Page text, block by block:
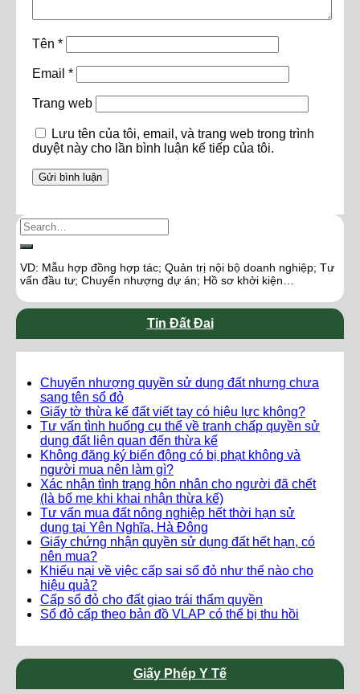
Tên *
Email *
Trang web
Lưu tên của tôi, email, và trang web trong trình
duyệt này cho lần bình luận kế tiếp của tôi.
VD: Mẫu hợp đồng hợp tác; Quản trị nội bộ doanh nghiệp; Tư
vấn đầu tư; Chuyển nhượng dự án; Hồ sơ khởi kiện…
Tin Đất Đai
Chuyển nhượng quyền sử dụng đất nhưng chưa
sang tên sổ đỏ
Giấy tờ thừa kế đất viết tay có hiệu lực không?
Tư vấn tình huống cụ thể về tranh chấp quyền sử
dụng đất liên quan đến thừa kế
Không đăng ký biến động có bị phạt không và
người mua nên làm gì?
Xác nhận tình trạng hôn nhân cho người đã chết
(là bố mẹ khi khai nhận thừa kế)
Tư vấn mua đất nông nghiệp hết thời hạn sử
dụng tại Yên Nghĩa, Hà Đông
Giấy chứng nhận quyền sử dụng đất hết hạn, có
nên mua?
Khiếu nại về việc cấp sai sổ đỏ như thế nào cho
hiệu quả?
Cấp sổ đỏ cho đất giao trái thẩm quyền
Sổ đỏ cấp theo bản đồ VLAP có thể bị thu hồi
Giấy Phép Y Tế